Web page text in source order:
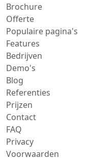
Brochure
Offerte
Populaire pagina's
Features
Bedrijven
Demo's
Blog
Referenties
Prijzen
Contact
FAQ
Privacy
Voorwaarden